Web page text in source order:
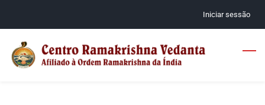
main
content
Iniciar sessão